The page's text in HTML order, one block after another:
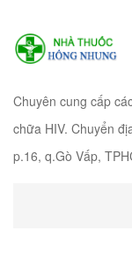
Chuyên cung cấp
chữa HIV. Chuyển
p.16, q.Gò Vấp,